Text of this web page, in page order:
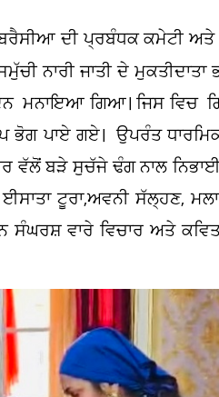
ਦੀ ਪ੍ਰਬੰਧਕ ਕਮੇਟੀ
ਨਾਰੀ ਜਾਤੀ ਦੇ ਮੁਕਤੀਦਾਤਾ
ਦਿਨ ਮਨਾਇਆ ਗਿਆ। ਜਿਸ ਵਿਚ
ਭੋਗ ਪਾਏ ਗਏ। ਉਪਰੰਤ
ਵੱਲੋਂ ਬੜੇ ਸੁਚੱਜੇ ਢੰਗ ਨਾਲ
ਟੂਰਾ,ਅਵਨੀ ਸੱਲ੍ਹਣ,
ਸੰਘਰਸ਼ ਵਾਰੇ ਵਿਚਾਰ ਅਤੇ